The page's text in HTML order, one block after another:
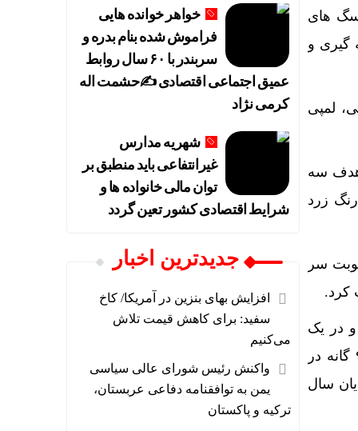
سگ های
لکه گیری و
لمپی
هدف سه
و ۱۰۰ درصد تحقق، رنگ زرد
تا آذرماه پنج میلیون و ۶۴۰ هزار نوبت سر
کرد.
و رنگ سبز و در یک
مورد نیز ۸۴ درصد تحقق و رنگ زرد را کسب کرد که در مجموع میزان تحقق آیتم های ۹ گانه در
سال
خواهر خوانده هایی
فراموش شده بنام بدره و
سربندر با ۶۰ سال روابط
عمیق اجتماعی اقتصادی ✍حشمت اله
کرمی نژاد
شهریه مدارس
غیرانتفاعی باید منطبق بر
توان مالی خانواده ها و
شرایط اقتصادی کشور تعین گردد
جديدترين اخبار
افزایش بهای بنزین در آمریکا/ کاخ
سفید: برای کاهش قیمت تلاش
می‌کنیم
واکنش رئیس شورای عالی سیاسی
یمن به توافقنامه دفاعی عربستان،
ترکیه و پاکستان